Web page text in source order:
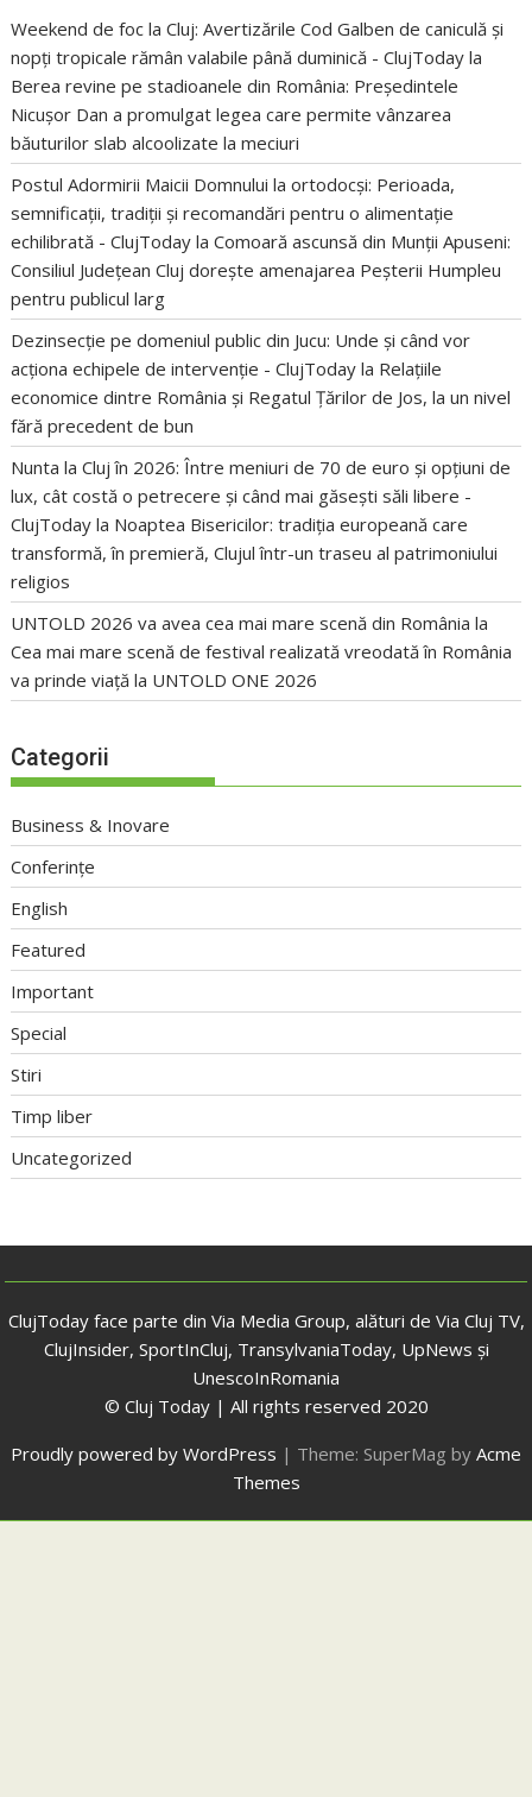
Weekend de foc la Cluj: Avertizările Cod Galben de caniculă și
nopți tropicale rămân valabile până duminică - ClujToday la
Berea revine pe stadioanele din România: Președintele
Nicușor Dan a promulgat legea care permite vânzarea
băuturilor slab alcoolizate la meciuri
Postul Adormirii Maicii Domnului la ortodocși: Perioada,
semnificații, tradiții și recomandări pentru o alimentație
echilibrată - ClujToday laComoară ascunsă din Munții Apuseni:
Consiliul Județean Cluj dorește amenajarea Peșterii Humpleu
pentru publicul larg
Dezinsecție pe domeniul public din Jucu: Unde și când vor
acționa echipele de intervenție - ClujToday la Relațiile
economice dintre România și Regatul Țărilor de Jos, la un nivel
fără precedent de bun
Nunta la Cluj în 2026: Între meniuri de 70 de euro și opțiuni de
lux, cât costă o petrecere și când mai găsești săli libere -
ClujToday la Noaptea Bisericilor: tradiția europeană care
transformă, în premieră, Clujul într-un traseu al patrimoniului
religios
UNTOLD 2026 va avea cea mai mare scenă din România la
Cea mai mare scenă de festival realizată vreodată în România
va prinde viață la UNTOLD ONE 2026
Categorii
Business & Inovare
Conferințe
English
Featured
Important
Special
Stiri
Timp liber
Uncategorized
ClujToday face parte din Via Media Group, alături de Via Cluj TV,
ClujInsider, SportInCluj, TransylvaniaToday, UpNews și
UnescoInRomania
© Cluj Today | All rights reserved 2020
Proudly powered by WordPress | Theme: SuperMag by Acme
Themes